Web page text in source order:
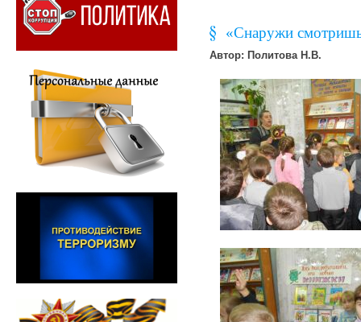
«Снаружи
Автор: Политова Н.В.